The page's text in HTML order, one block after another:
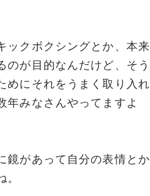
ックボクシングとか、本来
のが目的なんだけど、そう
めにそれをうまく取り入れ
年みなさんやってますよ
鏡があって自分の表情とか
。